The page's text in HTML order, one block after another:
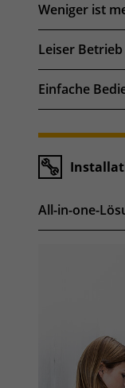
Weniger ist
Leiser Betrieb
Einfache
All-in-one-